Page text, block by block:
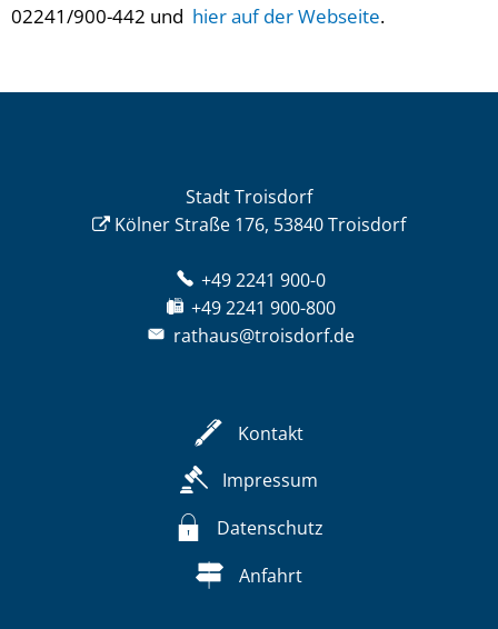
02241/900-442 und hier auf der Webseite.
Stadt Troisdorf
Kölner Straße 176, 53840 Troisdorf
+49 2241 900-0
+49 2241 900-800
rathaus@troisdorf.de
Kontakt
Impressum
Datenschutz
Anfahrt